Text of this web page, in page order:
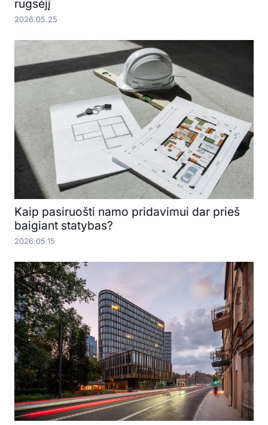
rugsėjį
2026.05.25
Kaip pasiruošti namo pridavimui dar prieš
baigiant statybas?
2026.05.15